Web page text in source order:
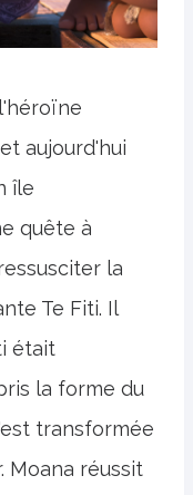
aujourd'hui
île
quête à
la
Te Fiti. Il
était
la forme du
transformée
Moana réussit